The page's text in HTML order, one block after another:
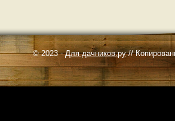
© 2023 -Для дачников.ру//